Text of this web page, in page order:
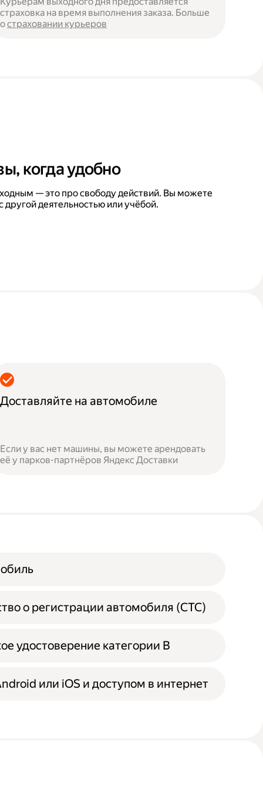
страховка на время выполнения заказа. Больше
остраховании курьеров
когда удобно
— это про свободу действий. Вы можете
другой деятельностью или учёбой.
Доставляйте на автомобиле
Если у вас нет машины, вы можете арендовать
её у парков-партнёров Яндекс Доставки
о регистрации автомобиля (СТС)
удостоверение категории B
или iOS и доступом в интернет